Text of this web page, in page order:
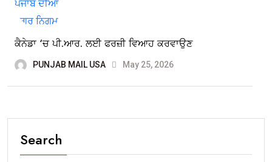
ਕੈਨੇਡਾ ‘ਚ ਪੀ.ਆਰ. ਲਈ ਫਰਜ਼ੀ ਵਿਆਹ ਕਰਵਾਉਣ
PUNJAB MAIL USA May 25, 2026
Search